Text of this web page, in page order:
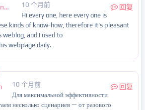
回复
buôn bán nội tạng
10 个月前
Hi every one, here every one is
kinds of know-how, therefore it's pleasant
weblog, and I used to
webpage daily.
回复
10 个月前
Для максимальной эффективности
несколько сценариев — от разового